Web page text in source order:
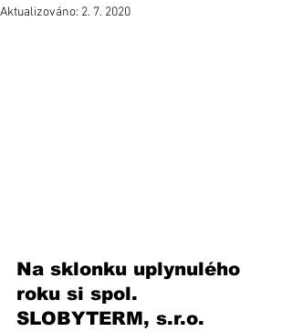
Aktualizováno: 2. 7. 2020
Na sklonku uplynulého
roku si spol.
SLOBYTERM, s.r.o.